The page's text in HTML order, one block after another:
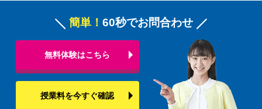
簡単！ 60秒でお問合わせ
無料体験はこちら
授業料を今すぐ確認